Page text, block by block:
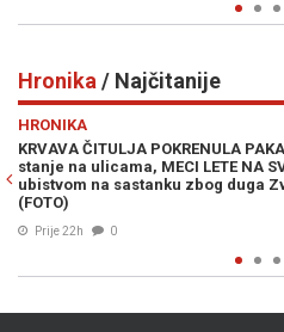
Hronika / Najčitanije
PAKAO U SARAJEVU: Opsadno
NA SVE STRANE - Drama počela
Zviceru, onda je uslijedio HAOS